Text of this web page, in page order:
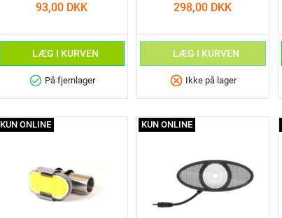
93,00 DKK
LÆG I KURVEN
check_circle På fjernlager
298,00 DKK
LÆG I KURVEN
cancel Ikke på lager
KUN ONLINE KUN ONLINE